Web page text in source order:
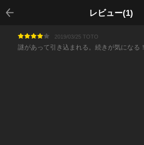
レビュー(1)
戻る
2019/03/25 TOTO
謎があって引き込まれる。続きが気になる！